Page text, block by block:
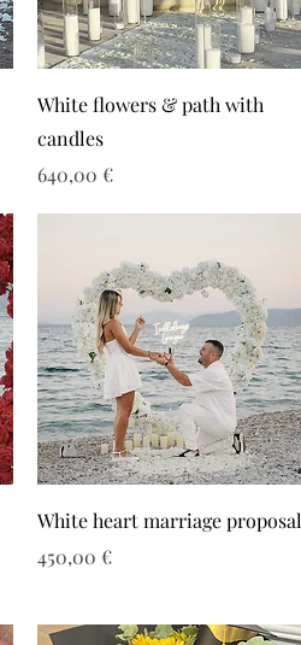
White flowers & path with
candles
Τιμή
640,00 €
White heart marriage proposal
Τιμή
450,00 €